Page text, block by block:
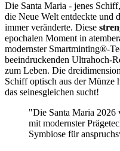
Die Santa Maria - jenes
die Neue Welt entdeckte und
immer veränderte. Diese
epochalen Moment in
modernster Smartminting®-
beeindruckenden Ultrahoch-
zum Leben. Die
Schiff optisch aus der Münze
das seinesgleichen sucht!
"Die Santa Maria 2026
mit modernster
Symbiose für